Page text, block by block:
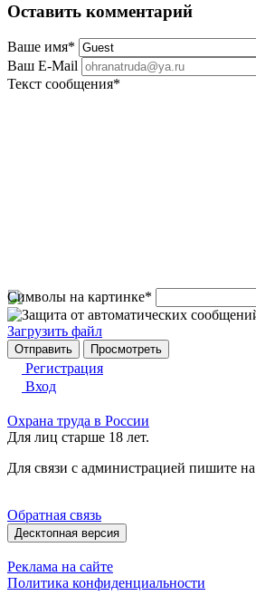
Оставить комментарий
Ваше имя*
Ваш E-Mail
Текст сообщения*
Символы на картинке*
Загрузить файл
Регистрация
Вход
Охрана труда в России
Для лиц старше 18 лет.
Для связи с администрацией пишите на
Обратная связь
Десктопная версия
Реклама на сайте
Политика конфиденциальности